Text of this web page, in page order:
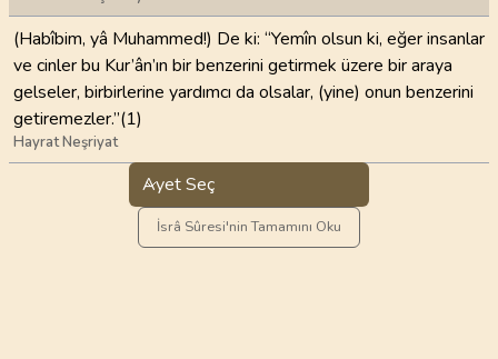
(Habîbim, yâ Muhammed!) De ki: “Yemîn olsun ki, eğer insanlar
ve cinler bu Kur’ân’ın bir benzerini getirmek üzere bir araya
gelseler, birbirlerine yardımcı da olsalar, (yine) onun benzerini
getiremezler.”(1)
Hayrat Neşriyat
Ayet Seç
İsrâ Sûresi'nin Tamamını Oku